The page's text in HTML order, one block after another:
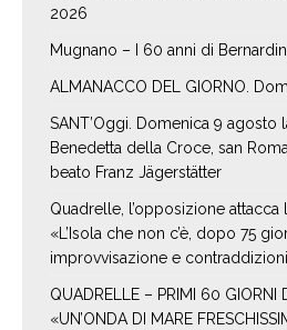
2026
Mugnano – I 60 anni di
ALMANACCO DEL GIORNO.
SANT’Oggi. Domenica 9 agosto
Benedetta della Croce, san
beato Franz Jägerstätter
Quadrelle, l’opposizione attacca
«L’Isola che non c’è, dopo 75
improvvisazione e
QUADRELLE – PRIMI 60 GIORNI
«UN’ONDA DI MARE